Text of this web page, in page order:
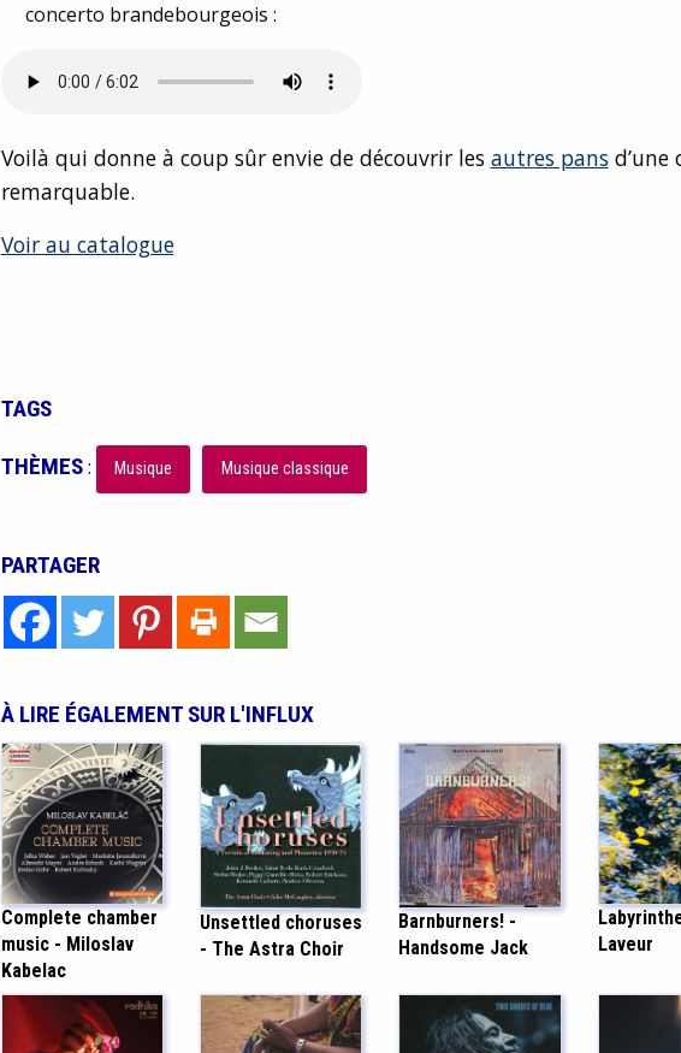
concerto brandebourgeois :
Voilà qui donne à coup sûr envie de découvrir les autres pansd’une
remarquable.
Voir au catalogue
TAGS
THÈMES: Musique Musique classique
PARTAGER
À LIRE ÉGALEMENT SUR L'INFLUX
Complete chamber
music - Miloslav
Kabelac
Unsettled choruses
- The Astra Choir
Barnburners! -
Handsome Jack
Laveur